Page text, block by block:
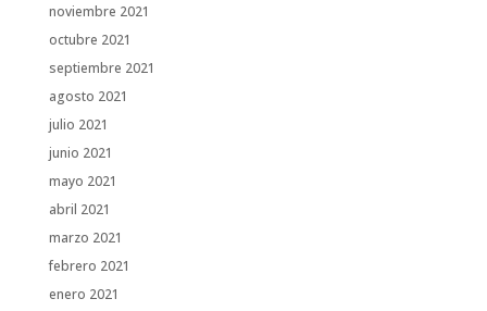
noviembre 2021
octubre 2021
septiembre 2021
agosto 2021
julio 2021
junio 2021
mayo 2021
abril 2021
marzo 2021
febrero 2021
enero 2021